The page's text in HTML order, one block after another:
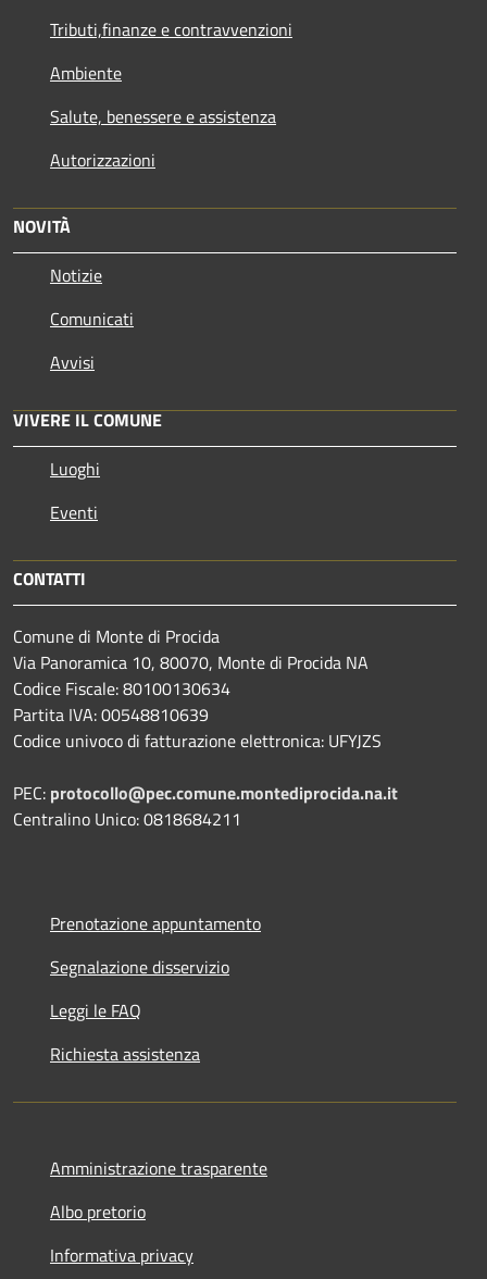
Tributi,finanze e contravvenzioni
Ambiente
Salute, benessere e assistenza
Autorizzazioni
NOVITÀ
Notizie
Comunicati
Avvisi
VIVERE IL COMUNE
Luoghi
Eventi
CONTATTI
Comune di Monte di Procida
Via Panoramica 10, 80070, Monte di Procida NA
Codice Fiscale: 80100130634
Partita IVA: 00548810639
Codice univoco di fatturazione elettronica: UFYJZS
PEC: protocollo@pec.comune.montediprocida.na.it
Centralino Unico:0818684211
Prenotazione appuntamento
Segnalazione disservizio
Leggi le FAQ
Richiesta assistenza
Amministrazione trasparente
Albo pretorio
Informativa privacy